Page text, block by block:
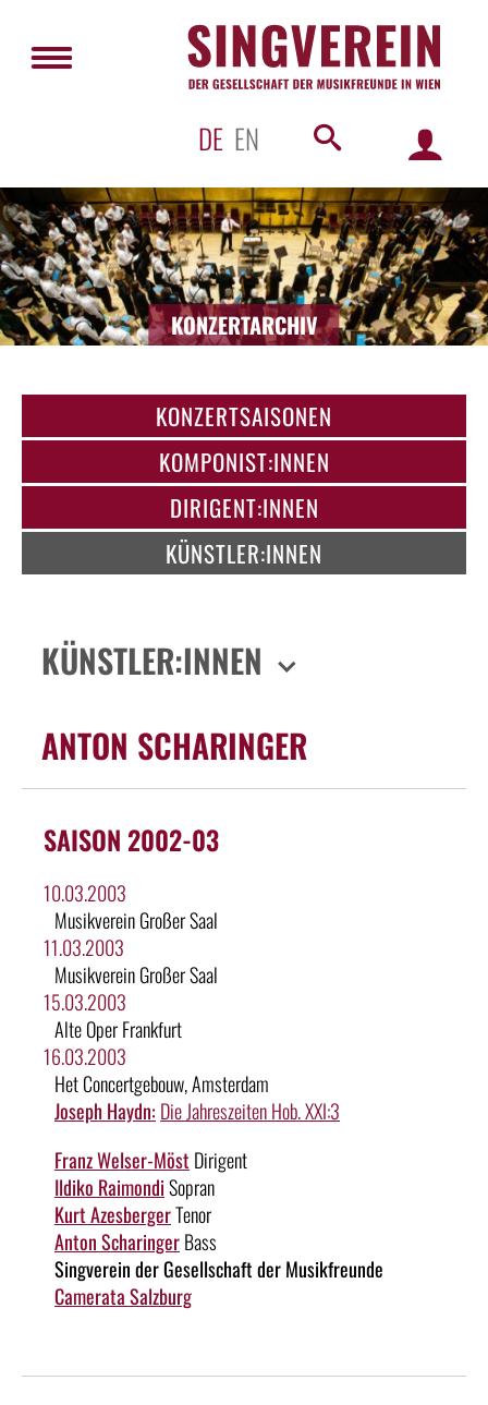
DE EN
KONZERTARCHIV
KONZERTSAISONEN
KOMPONIST:INNEN
DIRIGENT:INNEN
KÜNSTLER:INNEN
KÜNSTLER:INNEN
ANTON SCHARINGER
SAISON 2002-03
10.03.2003
Musikverein Großer Saal
11.03.2003
Musikverein Großer Saal
15.03.2003
Alte Oper Frankfurt
16.03.2003
Het Concertgebouw, Amsterdam
Joseph Haydn: Die Jahreszeiten Hob. XXI:3
Franz Welser-Möst Dirigent
Ildiko RaimondiSopran
Kurt AzesbergerTenor
Anton ScharingerBass
Singverein der Gesellschaft der Musikfreunde
Camerata Salzburg